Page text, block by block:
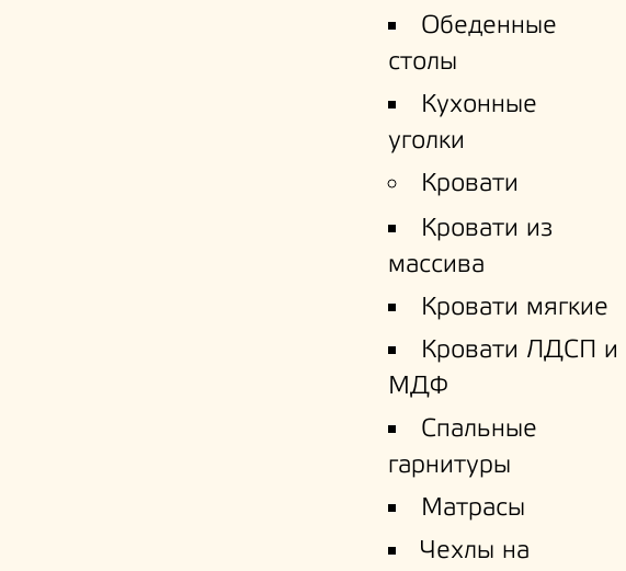
Обеденные
столы
Кухонные
уголки
Кровати
Кровати из
массива
Кровати мягкие
Кровати ЛДСП и
МДФ
Спальные
гарнитуры
Матрасы
Чехлы на